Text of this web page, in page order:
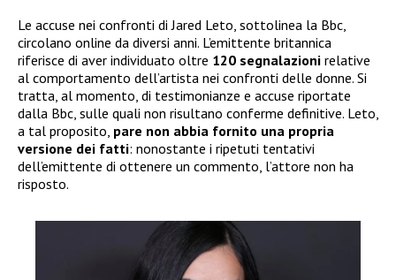
Le accuse nei confronti di Jared Leto, sottolinea la Bbc,
circolano online da diversi anni. L’emittente britannica
riferisce di aver individuato oltre 120 segnalazioni relative
al comportamento dell’artista nei confronti delle donne. Si
tratta, al momento, di testimonianze e accuse riportate
dalla Bbc, sulle quali non risultano conferme definitive. Leto,
a tal proposito, pare non abbia fornito una propria
versione dei fatti: nonostante i ripetuti tentativi
dell’emittente di ottenere un commento, l’attore non ha
risposto.